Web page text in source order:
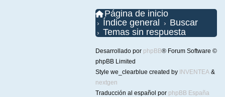
Página de inicio
Índice general
Buscar
Temas sin respuesta
Desarrollado por phpBB® Forum Software ©
phpBB Limited
Style we_clearblue created by INVENTEA &
nextgen
Traducción al español por phpBB España